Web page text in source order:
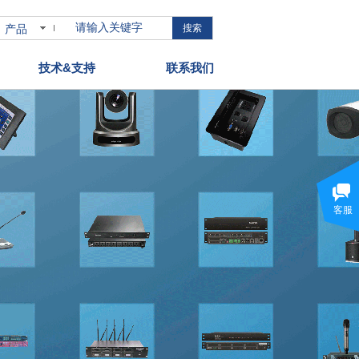
产品 搜索
技术&支持 联系我们
客服